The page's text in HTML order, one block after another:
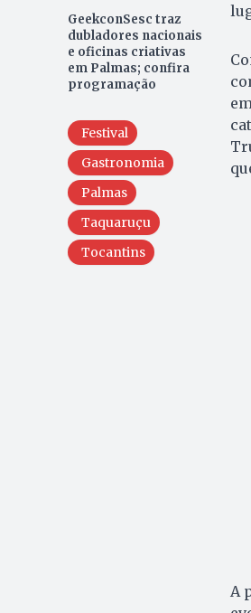
GeekconSesc traz
dubladores nacionais
e oficinas criativas
em Palmas; confira
programação
Festival
Gastronomia
Palmas
Taquaruçu
Tocantins
A